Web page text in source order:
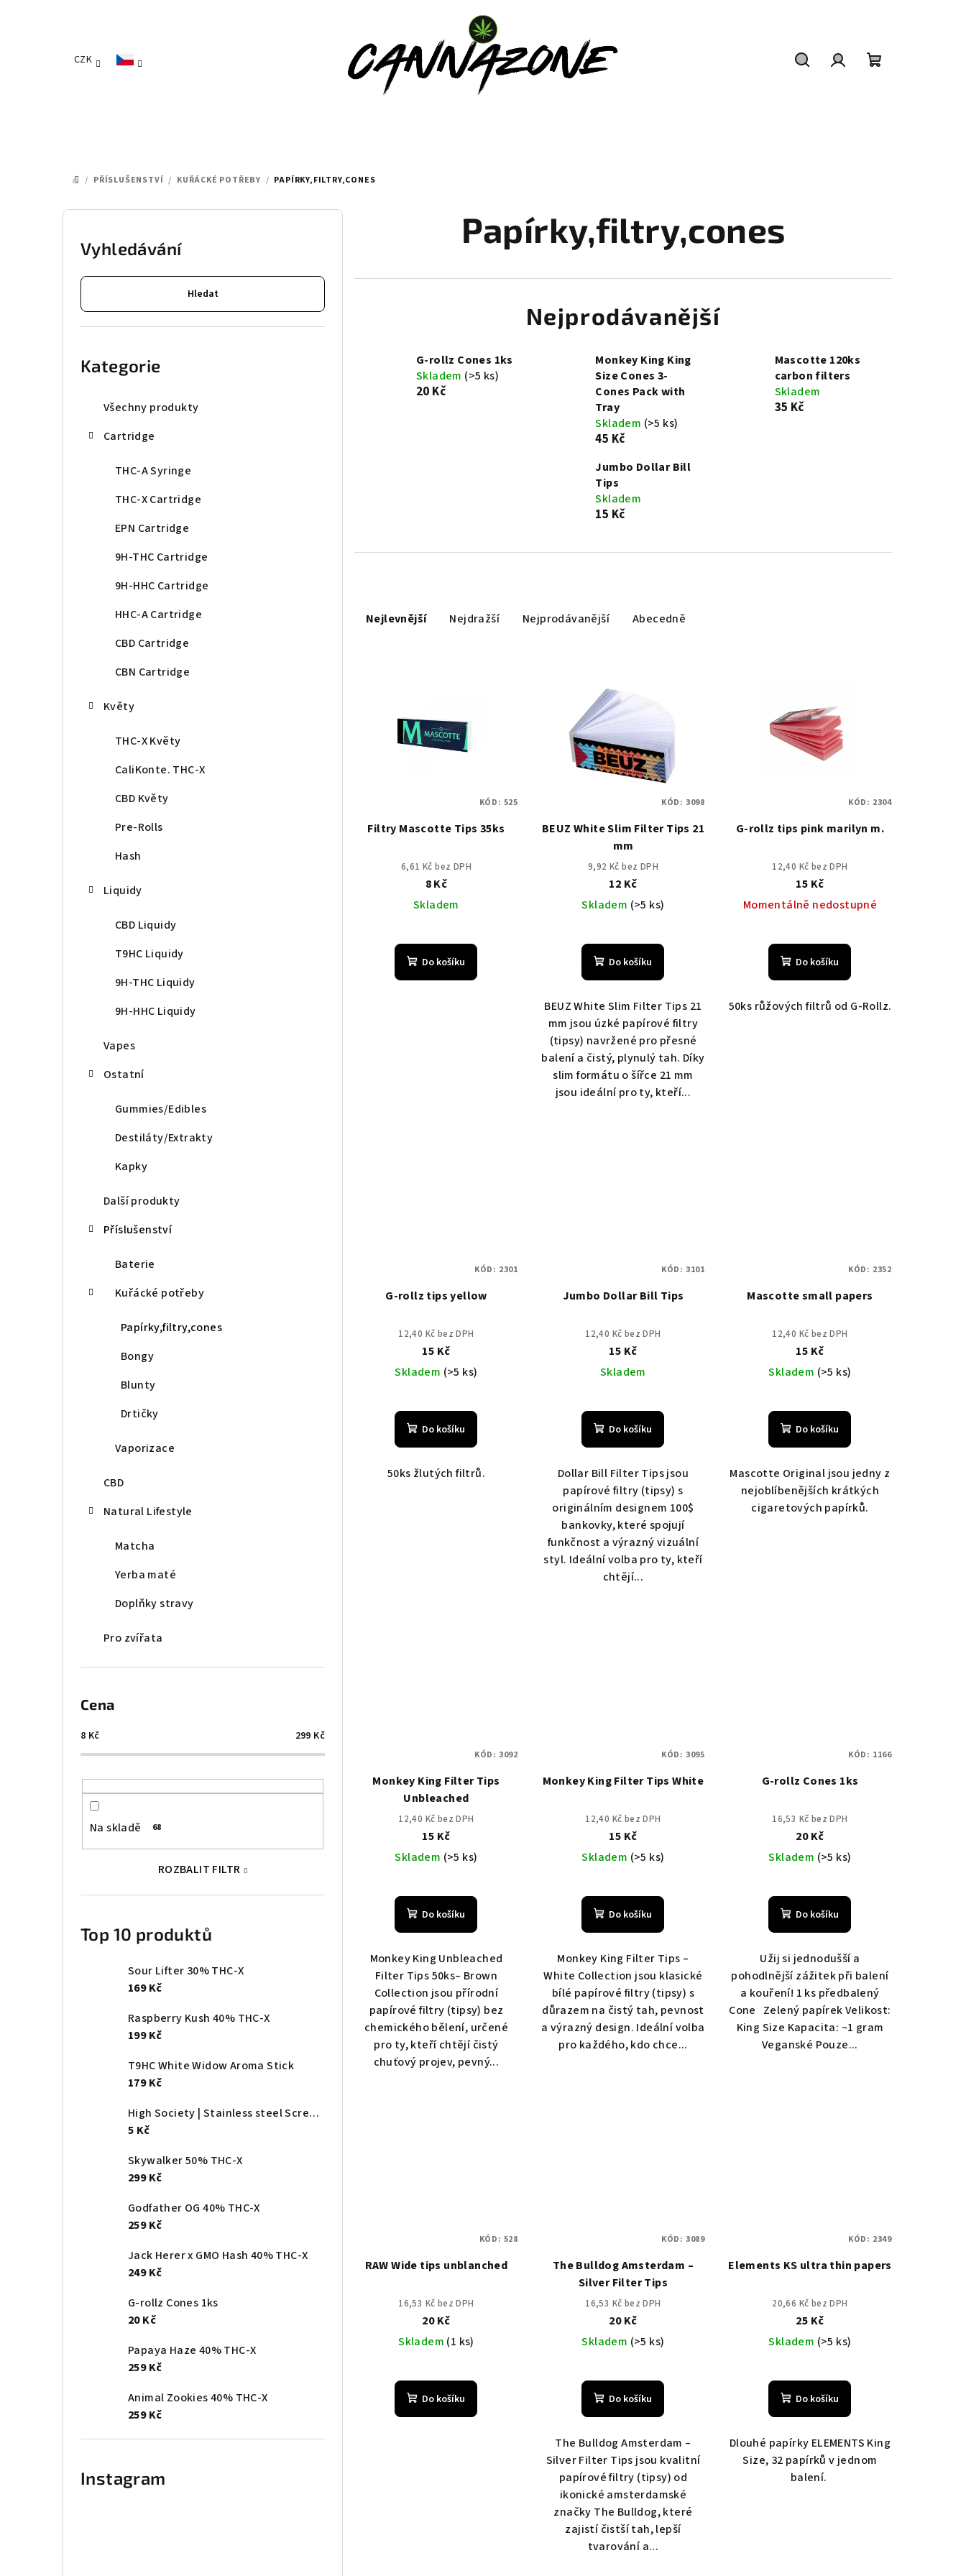
CZK
DOMŮ
/ PŘÍSLUŠENSTVÍ / KUŘÁCKÉ POTŘEBY / PAPÍRKY,FILTRY,CONES
Vyhledávání
Hledat
Kategorie
Všechny produkty
Cartridge
THC-A Syringe
THC-X Cartridge
EPN Cartridge
9H-THC Cartridge
9H-HHC Cartridge
HHC-A Cartridge
CBD Cartridge
CBN Cartridge
Květy
THC-X Květy
CaliKonte. THC-X
CBD Květy
Pre-Rolls
Hash
Liquidy
CBD Liquidy
T9HC Liquidy
9H-THC Liquidy
9H-HHC Liquidy
Vapes
Ostatní
Gummies/Edibles
Destiláty/Extrakty
Kapky
Další produkty
Příslušenství
Baterie
Kuřácké potřeby
Papírky,filtry,cones
Bongy
Blunty
Drtičky
Vaporizace
CBD
Natural Lifestyle
Matcha
Yerba maté
Doplňky stravy
Pro zvířata
Cena
8 Kč 299 Kč
Na skladě 68
ROZBALIT FILTR
Top 10 produktů
Sour Lifter 30% THC-X
169 Kč
Raspberry Kush 40% THC-X
199 Kč
T9HC White Widow Aroma Stick
179 Kč
High Society | Stainless steel Screen - Ø:20mm
5 Kč
Skywalker 50% THC-X
299 Kč
Godfather OG 40% THC-X
259 Kč
Jack Herer x GMO Hash 40% THC-X
249 Kč
G-rollz Cones 1ks
20 Kč
Papaya Haze 40% THC-X
259 Kč
Animal Zookies 40% THC-X
259 Kč
Instagram
Papírky,filtry,cones
Nejprodávanější
G-rollz Cones 1ks
Skladem (>5 ks)
20 Kč
Monkey King King
Size Cones 3-
Cones Pack with
Tray
Skladem (>5 ks)
45 Kč
Mascotte 120ks
carbon filters
Skladem
35 Kč
Jumbo Dollar Bill
Tips
Skladem
15 Kč
a
o
Nejlevnější Nejdražší Nejprodávanější Abecedně
Filtry Mascotte Tips 35ks
6,61 Kč bez DPH
8 Kč
Skladem
Do košíku
KÓD: 525
BEUZ White Slim Filter Tips 21
mm
9,92 Kč bez DPH
12 Kč
Skladem (>5 ks)
Do košíku
BEUZ White Slim Filter Tips 21
mm jsou úzké papírové filtry
(tipsy) navržené pro přesné
balení a čistý, plynulý tah. Díky
slim formátu o šířce 21 mm
jsou ideální pro ty, kteří...
KÓD: 3098
G-rollz tips pink marilyn m.
12,40 Kč bez DPH
15 Kč
Momentálně nedostupné
Do košíku
50ks růžových filtrů od G-Rollz.
KÓD: 2304
G-rollz tips yellow
12,40 Kč bez DPH
15 Kč
Skladem (>5 ks)
Do košíku
50ks žlutých filtrů.
KÓD: 2301
Jumbo Dollar Bill Tips
12,40 Kč bez DPH
15 Kč
Skladem
Do košíku
Dollar Bill Filter Tips jsou
papírové filtry (tipsy) s
originálním designem 100$
bankovky, které spojují
funkčnost a výrazný vizuální
styl. Ideální volba pro ty, kteří
chtějí...
KÓD: 3101
Mascotte small papers
12,40 Kč bez DPH
15 Kč
Skladem (>5 ks)
Do košíku
Mascotte Original jsou jedny z
nejoblíbenějších krátkých
cigaretových papírků.
KÓD: 2352
Monkey King Filter Tips
Unbleached
12,40 Kč bez DPH
15 Kč
Skladem (>5 ks)
Do košíku
Monkey King Unbleached
Filter Tips 50ks– Brown
Collection jsou přírodní
papírové filtry (tipsy) bez
chemického bělení, určené
pro ty, kteří chtějí čistý
chuťový projev, pevný...
KÓD: 3092
Monkey King Filter Tips White
12,40 Kč bez DPH
15 Kč
Skladem (>5 ks)
Do košíku
Monkey King Filter Tips –
White Collection jsou klasické
bílé papírové filtry (tipsy) s
důrazem na čistý tah, pevnost
a výrazný design. Ideální volba
pro každého, kdo chce...
KÓD: 3095
G-rollz Cones 1ks
16,53 Kč bez DPH
20 Kč
Skladem (>5 ks)
Do košíku
Užij si jednodušší a
pohodlnější zážitek při balení
a kouření! 1 ks předbalený
Cone Zelený papírek Velikost:
King Size Kapacita: ~1 gram
Veganské Pouze...
KÓD: 1166
RAW Wide tips unblanched
16,53 Kč bez DPH
20 Kč
Skladem (1 ks)
Do košíku
KÓD: 528
The Bulldog Amsterdam –
Silver Filter Tips
16,53 Kč bez DPH
20 Kč
Skladem (>5 ks)
Do košíku
The Bulldog Amsterdam –
Silver Filter Tips jsou kvalitní
papírové filtry (tipsy) od
ikonické amsterdamské
značky The Bulldog, které
zajistí čistší tah, lepší
tvarování a...
KÓD: 3089
Elements KS ultra thin papers
20,66 Kč bez DPH
25 Kč
Skladem (>5 ks)
Do košíku
Dlouhé papírky ELEMENTS King
Size, 32 papírků v jednom
balení.
KÓD: 2349